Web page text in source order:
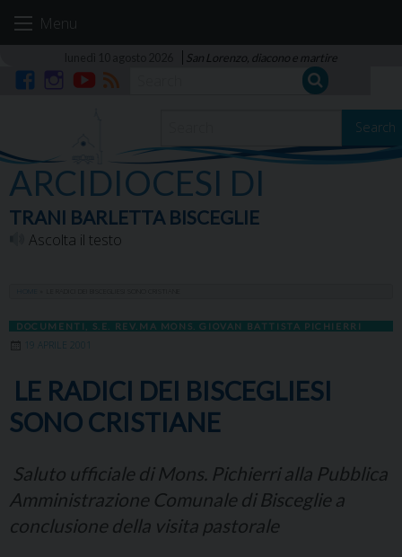
Menu
San Lorenzo, diacono e martire
Search
ARCIDIOCESI DI
TRANI BARLETTA BISCEGLIE
Ascolta il testo
DOCUMENTI S.E. REV.MA MONS. GIOVAN BATTISTA PICHIERRI
19 APRILE 2001
LE RADICI DEI BISCEGLIESI
SONO CRISTIANE
Saluto ufficiale di Mons. Pichierri alla Pubblica
Amministrazione Comunale di Bisceglie a
conclusione della visita pastorale